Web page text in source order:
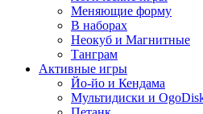
Меняющие форму
В наборах
Неокуб и Магнитные
Танграм
Активные игры
Йо-йо и Кендама
Мультидиски и